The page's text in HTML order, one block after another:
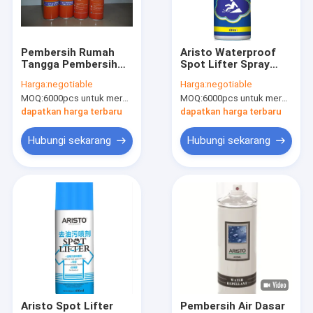
Tur Pabrik
Cat Semprot Kain
Graffiti Cat Semprot
cat semprot akrilik
Pelumas Industri
Menandai Cat Semprot
Spidol
Pembersih Rumah
Tangga Pembersih
Harga:negotiable
MOQ:6000pcs untuk merek Aristo, 15000pcs untuk pelanggan merek
dapatkan harga terbaru
Hubungi sekarang
Aristo Waterproof
Spot Lifter Spray
Untuk Kamar Mandi
Tangga Tangga
Harga:negotiable
MOQ:6000pcs untuk merek Aristo, 15000pcs untuk merek pelanggan
dapatkan harga terbaru
Hubungi sekarang
Aristo Spot Lifter
Pembersih Air Dasar